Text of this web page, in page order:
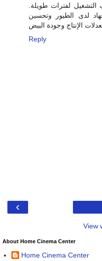
لفترات طويلة.
لدى الطيور وتحسين
Reply
‹
View
About Home Cinema Center
Home Cinema Center